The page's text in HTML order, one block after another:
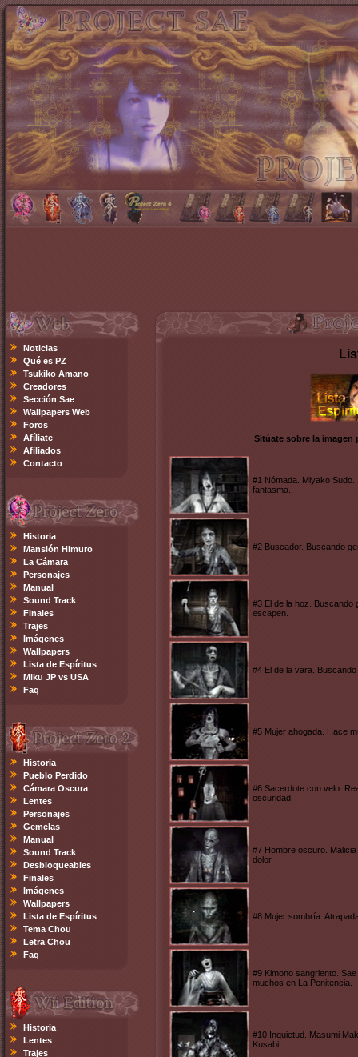
Noticias
Qué es PZ
Tsukiko Amano
Creadores
Sección Sae
Wallpapers Web
Foros
Afíliate
Afiliados
Contacto
Historia
Mansión Himuro
La Cámara
Personajes
Manual
Sound Track
Finales
Trajes
Imágenes
Wallpapers
Lista de Espíritus
Miku JP vs USA
Faq
Historia
Pueblo Perdido
Cámara Oscura
Lentes
Personajes
Gemelas
Manual
Sound Track
Desbloqueables
Finales
Imágenes
Wallpapers
Lista de Espíritus
Tema Chou
Letra Chou
Faq
Historia
Lentes
Trajes
Sitúate sobre la imagen
#1 Nómada. Miyako
fantasma.
#2 Buscador. Buscando
#3 El de la hoz. Buscando
escapen.
#4 El de la vara.
#5 Mujer ahogada. Hace
#6 Sacerdote con velo.
oscuridad.
#7 Hombre oscuro.
dolor.
#8 Mujer sombría.
#9 Kimono sangriento.
muchos en La Penitencia.
#10 Inquietud. Masumi
Kusabi.